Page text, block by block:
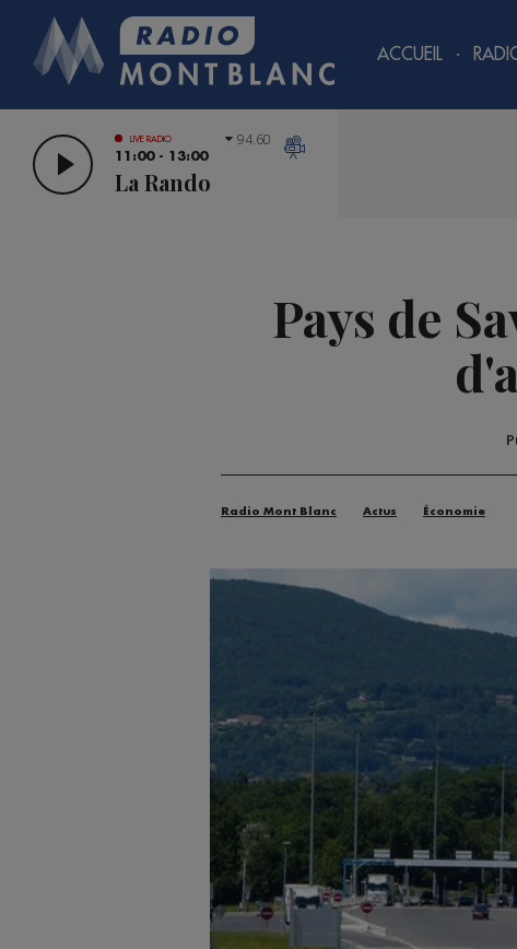
ACCUEIL
LIVE RADIO
11:00 - 13:00
La Rando
94.60
Pays de
Radio Mont Blanc Actus Économie